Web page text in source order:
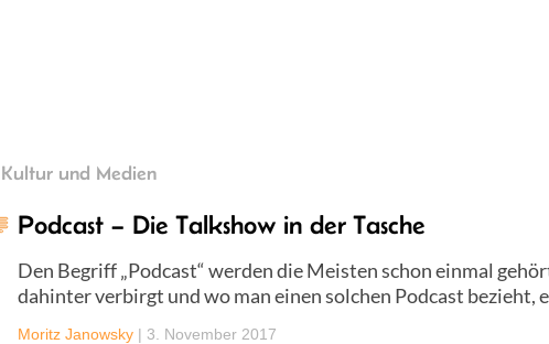
Kultur und Medien
Podcast – Die Talkshow in der Tasche
Den Begriff „Podcast“ werden die Meisten schon einmal
dahinter verbirgt und wo man einen solchen Podcast bezieht,
Moritz Janowsky | 3. November 2017